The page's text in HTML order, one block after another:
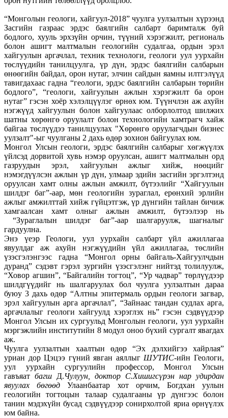
“Монголын геологи, хайгуул-2018” чуулга уулзалтын хүрээнд
Засгийн газраас эрдэс баялгийн салбарт баримталж буй
бодлого, хууль эрхзүйн орчин, түүний хэрэгжилт, региональ
болон ашигт малтмалын геологийн судалгаа, ордын эрэл
хайгуулын аргачлал, техник технологи, геологи уул уурхайн
төслүүдийн танилцуулга, үр дүн, эрдэс баялгийн салбарын
өнөөгийн байдал, орон нутаг, элчин сайдын яамны илтгэлүүд
тавигдахаас гадна “геологи, эрдэс баялгийн салбарын төрийн
бодлого”, “геологи, хайгуулын ажлын хэрэгжилт ба орон
нутаг” гэсэн хоёр хэлэлцүүлэг өрнөх юм. Түүнчлэн аж ахуйн
нэгжүүд хайгуулын болон хайгуулаас олборлолтод шилжих
шатны хөрөнгө оруулалт болон технологийн хамтрагч хайж
байгаа төслүүдээ танилцуулах "Хөрөнгө оруулагчдын бизнес
уулзалт"-ыг чуулганы 2 дахь өдөр зохион байгуулах юм.
Монгол Улсын геологи, эрдэс баялгийн салбарыг хөгжүүлэх
үйлсэд дорвитой хувь нэмэр оруулсан, ашигт малтмалын орд
газруудын эрэл, хайгуулын ажлыг хийж, нөөцийг
нэмэгдүүлсэн ажлын үр дүн, улмаар эдийн засгийн эргэлтэнд
оруулсан хамт олны ажлын амжилт, бүтээлийг “Хайгуулын
шилдэг баг”-аар, мөн геологийн зураглал, ерөнхий эрлийн
ажлыг амжилттай хийж гүйцэтгэж, үр дүнгийн тайлан бичиж
хамгаалсан хамт олныг ажлын амжилт, бүтээлээр нь
“Зураглалын шилдэг баг”-аар шалгаруулж, шагналыг
гардуулна.
Энэ үеэр Геологи, уул уурхайн салбарт үйл ажиллагаа
явуулдаг аж ахуйн нэгжүүдийн үйл ажиллагаа, төслийн
үзэсгэлэнгээс гадна “Монгол орны байгаль-Хайгуулчдын
дуранд” сэдэвт гэрэл зургийн үзэсгэлэнг нийтэд толилуулж,
“Ховор агшин”, “Байгалийн тогтоц”, “Ур чадвар” төрлүүдээр
шилдгүүдийг нь шалгаруулах бол чуулга уулзалтын дараа
буюу 3 дахь өдөр “Алтны эпитермаль ордын геологи загвар,
эрэл хайгуулын арга аргачлал”, “Зайнаас тандан судлах арга,
аргачлалыг геологи хайгуулд хэрэглэх нь” гэсэн сэдвүүдээр
Монгол Улсын их сургуульд Монголын геологи, уул уурхайн
мэргэжлийн институтийн 8 модул оноо бүхий сургалт явагдах
аж.
Чуулга уулзалтын хаалтын өдөр “Эх дэлхийгээ хайрлая”
уриан дор Цэцээ гүний явган аяллыгШУТИС-ийн Геологи,
уул уурхайн сургуулийн профессор, Монгол Улсын
гавъяат багш Д.Чулуун, доктор С.Хишигсүрэн нар удирдан
явуулах бөгөөдУлаанбаатар хот орчим, Богдхан уулын
геологийн тогтоцын талаар судалгааны үр дүнгээс болон
танин мэдэхүйн бусад сэдвүүдээр сонирхолтой яриа өрнүүлэх
юм байна.